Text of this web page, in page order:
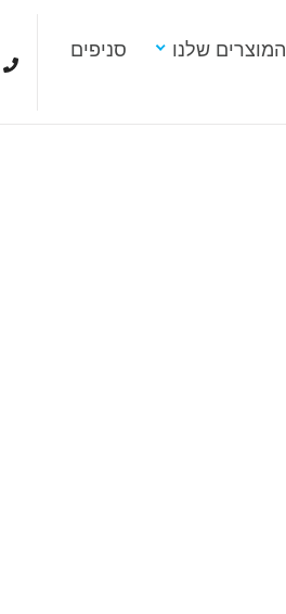
המוצרים שלנו
סניפים